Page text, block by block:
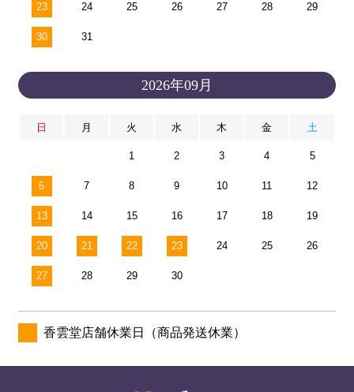
23 24 25 26 27 28 29
30 31
2026年09月
日 月 火 水 木 金 土
1 2 3 4 5
6 7 8 9 10 11 12
13 14 15 16 17 18 19
20 21 22 23 24 25 26
27 28 29 30
香雲堂店舗休業日（商品発送休業）